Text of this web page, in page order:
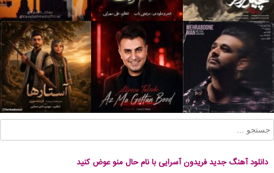
دانلود آهنگ جدید فریدون آسرایی با نام حال منو عوض کنید